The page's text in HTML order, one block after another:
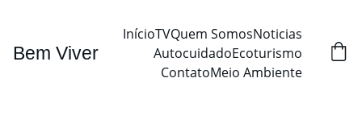
Bem Viver
InícioTVQuem SomosNoticias
AutocuidadoEcoturismo
ContatoMeio Ambiente